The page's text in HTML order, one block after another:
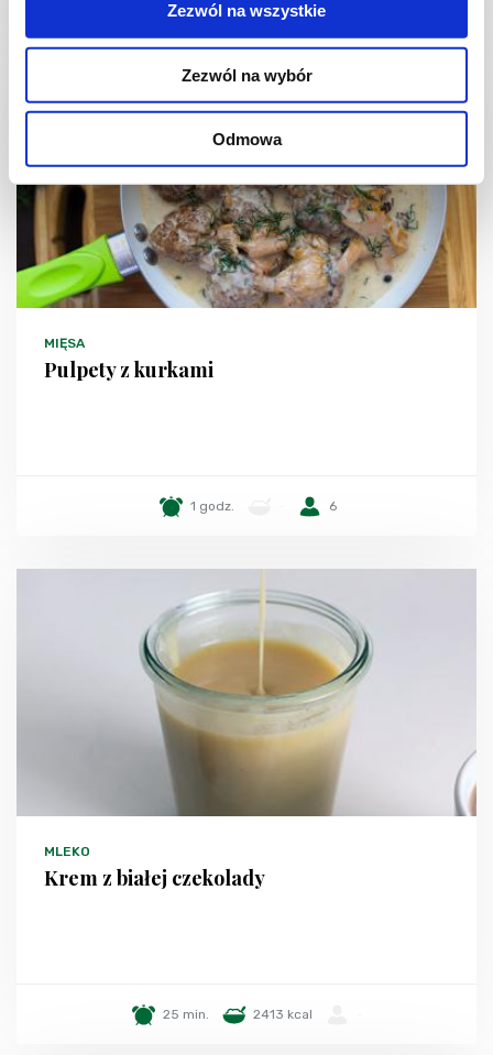
Zezwól na wszystkie
Zezwól na wybór
Odmowa
MIĘSA
Pulpety z kurkami
1 godz. 6
MLEKO
Krem z białej czekolady
25 min. 2413 kcal